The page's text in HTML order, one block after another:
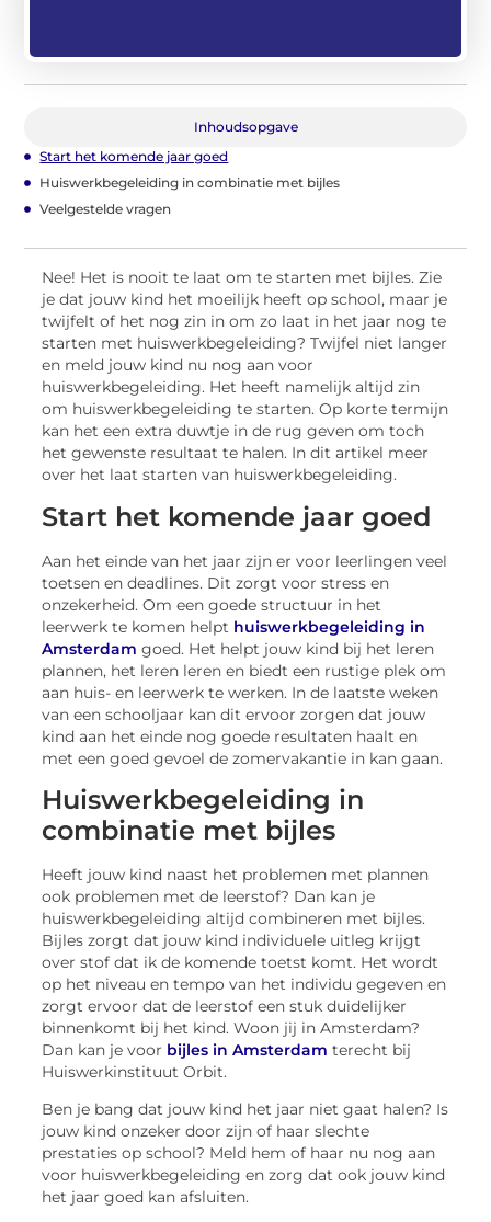
Inhoudsopgave
Start het komende jaar goed
Huiswerkbegeleiding in combinatie met bijles
Veelgestelde vragen
Nee! Het is nooit te laat om te starten met bijles. Zie
je dat jouw kind het moeilijk heeft op school, maar je
twijfelt of het nog zin in om zo laat in het jaar nog te
starten met huiswerkbegeleiding? Twijfel niet langer
en meld jouw kind nu nog aan voor
huiswerkbegeleiding. Het heeft namelijk altijd zin
om huiswerkbegeleiding te starten. Op korte termijn
kan het een extra duwtje in de rug geven om toch
het gewenste resultaat te halen. In dit artikel meer
over het laat starten van huiswerkbegeleiding.
Start het komende jaar goed
Aan het einde van het jaar zijn er voor leerlingen veel
toetsen en deadlines. Dit zorgt voor stress en
onzekerheid. Om een goede structuur in het
leerwerk te komen helpt huiswerkbegeleiding in
Amsterdam goed. Het helpt jouw kind bij het leren
plannen, het leren leren en biedt een rustige plek om
aan huis- en leerwerk te werken. In de laatste weken
van een schooljaar kan dit ervoor zorgen dat jouw
kind aan het einde nog goede resultaten haalt en
met een goed gevoel de zomervakantie in kan gaan.
Huiswerkbegeleiding in
combinatie met bijles
Heeft jouw kind naast het problemen met plannen
ook problemen met de leerstof? Dan kan je
huiswerkbegeleiding altijd combineren met bijles.
Bijles zorgt dat jouw kind individuele uitleg krijgt
over stof dat ik de komende toetst komt. Het wordt
op het niveau en tempo van het individu gegeven en
zorgt ervoor dat de leerstof een stuk duidelijker
binnenkomt bij het kind. Woon jij in Amsterdam?
Dan kan je voor bijles in Amsterdam terecht bij
Huiswerkinstituut Orbit.
Ben je bang dat jouw kind het jaar niet gaat halen? Is
jouw kind onzeker door zijn of haar slechte
prestaties op school? Meld hem of haar nu nog aan
voor huiswerkbegeleiding en zorg dat ook jouw kind
het jaar goed kan afsluiten.